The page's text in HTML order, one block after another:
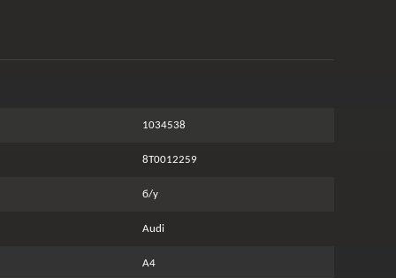
1034538
8T0012259
б/у
Audi
A4